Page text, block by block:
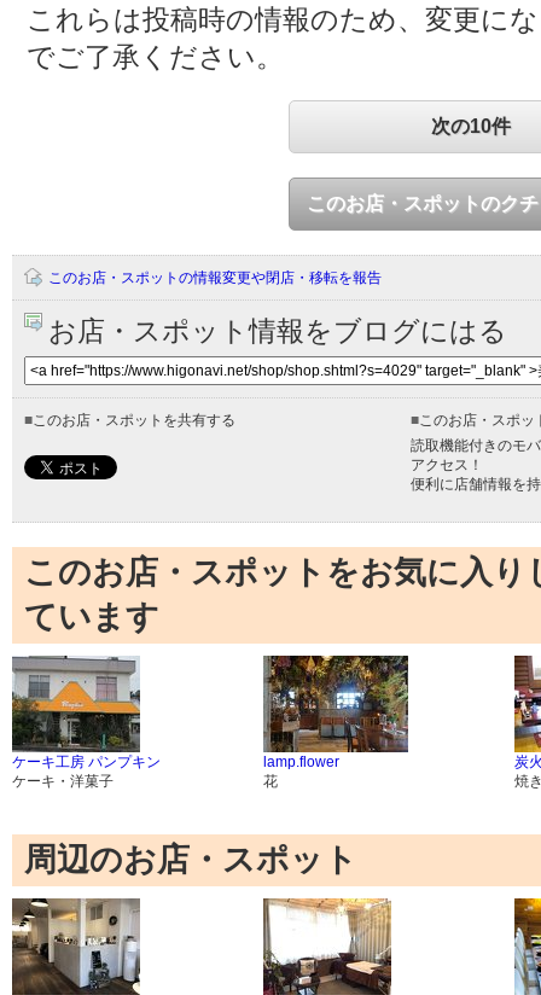
これらは投稿時の情報のため、変更に
でご了承ください。
次の10件
このお店・スポットのク
このお店・スポットの情報変更や閉店・移転を報告
お店・スポット情報をブログにはる
■このお店・スポットを共有する ■このお店・スポッ
読取機能付きのモ
アクセス！
便利に店舗情報を
このお店・スポットをお気に入
ています
ケーキ工房 パンプキン
ケーキ・洋菓子
lamp.flower
花
炭
焼
周辺のお店・スポット